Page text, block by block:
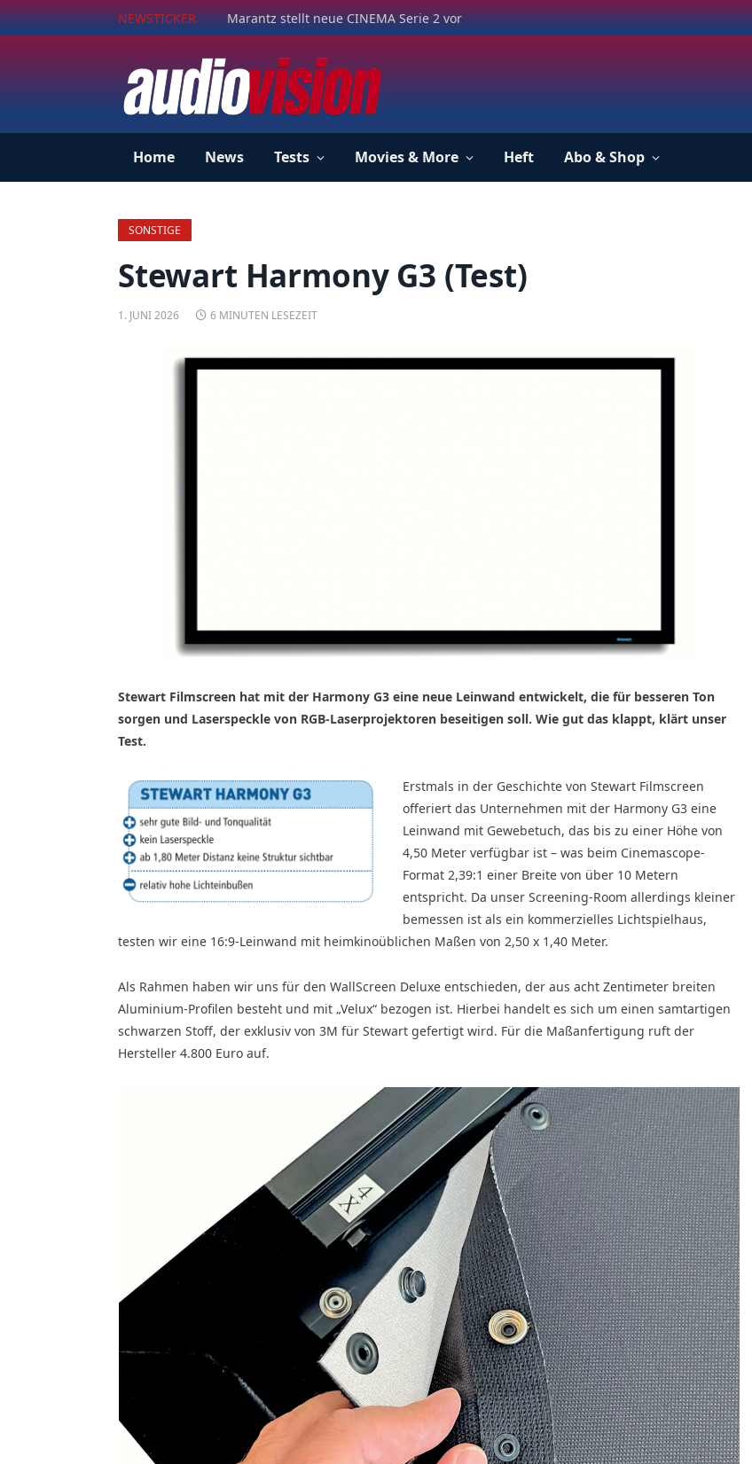
NEWSTICKER Marantz stellt neue CINEMA Serie 2 vor
Home News Tests Movies & More Heft Abo & Shop
SONSTIGE
Stewart Harmony G3 (Test)
1. JUNI 2026 6 MINUTEN LESEZEIT
Stewart Filmscreen hat mit der Harmony G3 eine neue Leinwand entwickelt, die für besseren Ton
sorgen und Laserspeckle von RGB-Laserprojektoren beseitigen soll. Wie gut das klappt, klärt unser
Test.
Erstmals in der Geschichte von Stewart Filmscreen
offeriert das Unternehmen mit der Harmony G3 eine
Leinwand mit Gewebetuch, das bis zu einer Höhe von
4,50 Meter verfügbar ist – was beim Cinemascope-
Format 2,39:1 einer Breite von über 10 Metern
entspricht. Da unser Screening-Room allerdings kleiner
bemessen ist als ein kommerzielles Lichtspielhaus,
testen wir eine 16:9-Leinwand mit heimkinoüblichen Maßen von 2,50 x 1,40 Meter.
Als Rahmen haben wir uns für den WallScreen Deluxe entschieden, der aus acht Zentimeter breiten
Aluminium-Profilen besteht und mit „Velux“ bezogen ist. Hierbei handelt es sich um einen samtartigen
schwarzen Stoff, der exklusiv von 3M für Stewart gefertigt wird. Für die Maßanfertigung ruft der
Hersteller 4.800 Euro auf.